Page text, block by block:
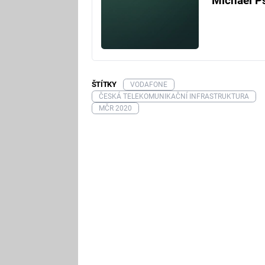
ŠTÍTKY
VODAFONE
ČESKÁ TELEKOMUNIKAČNÍ INFRASTRUKTURA
MČR 2020